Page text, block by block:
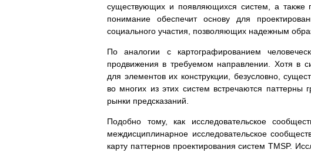
существующих и появляющихся систем, а также
понимание обеспечит основу для
социального участия, позволяющих надежным
По аналогии с картографированием
продвижения в требуемом направлении. Хотя в
для элементов их конструкции, безусловно,
во многих из этих систем встречаются паттерны
рынки предсказаний.
Подобно тому, как исследовательское
междисциплинарное исследовательское
карту паттернов проектирования систем TMSP.